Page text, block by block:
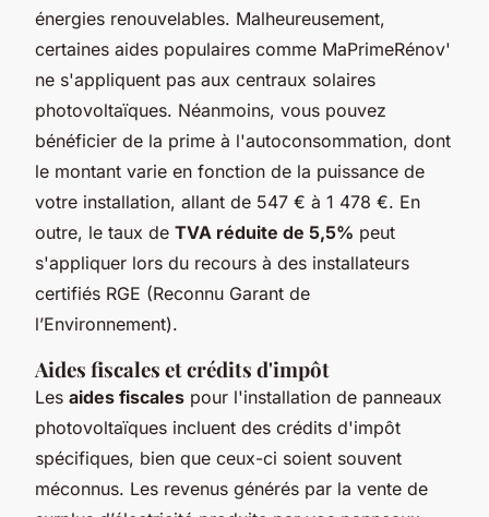
énergies renouvelables. Malheureusement,
certaines aides populaires comme MaPrimeRénov'
ne s'appliquent pas aux centraux solaires
photovoltaïques. Néanmoins, vous pouvez
bénéficier de la prime à l'autoconsommation, dont
le montant varie en fonction de la puissance de
votre installation, allant de 547 € à 1 478 €. En
outre, le taux de TVA réduite de 5,5% peut
s'appliquer lors du recours à des installateurs
certifiés RGE (Reconnu Garant de
l’Environnement).
Aides fiscales et crédits d'impôt
Les aides fiscales pour l'installation de panneaux
photovoltaïques incluent des crédits d'impôt
spécifiques, bien que ceux-ci soient souvent
méconnus. Les revenus générés par la vente de